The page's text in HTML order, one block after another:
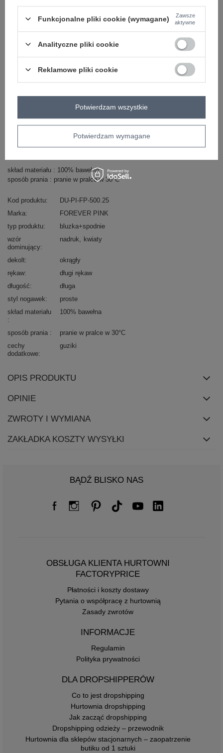
ciemny różowy
XL 5906694074967 - +
+
ZALOGUJ SIĘ I ZOBACZ CENĘ
Masz pytanie? Chętnie pomożemy.
Zadzwoń+48 601 547 740 Zadaj pytanie
skład materiału : 100% bawełna
sposób prania : pranie w pralce w 30°C
Kod produktu
DU-PI-FP-500.25
Marka
FOREVER PINK
typ produktu
bluzka+spodnie
wzór
dominujący
nadruk kwiaty
dekolt
okrągły
rękaw
długi rękaw
długość
długa
styl nogawek
proste
skład materiału
100% bawełna
sposób prania
pranie w pralce w 30°C
cechy
dodatkowe
guziki
OPIS PRODUKTU
OPINIE
ZWROTY I WYMIANA
ZAKŁADKA KOSZTY WYSYŁKI
BĄDŹ BLISKO NAS
OBSŁUGA KLIENTA HURTOWNI
FACTORYPRICE
Płatności i koszty dostawy
Pytania o współpracę z hurtownią
Zasady zwrotów
INFORMACJE
Regulamin
Polityka prywatności
DLA DROPSHIPPERÓW
Co to jest dropshipping
Hurtownia dropshipping
Jak zacząć dropshipping
Dropshipping odzieży – przewodnik
Hurtownia dla sklepów stacjonarnych – zaopatrzenie
butiku od 1 sztuki
Funkcjonalne pliki cookie (wymagane)
Zawsze
aktywne
Analityczne pliki cookie
Reklamowe pliki cookie
Potwierdzam wymagane
Potwierdzam wszystkie